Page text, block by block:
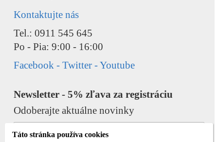
Kontaktujte nás
Tel.: 0911 545 645
Po - Pia: 9:00 - 16:00
Facebook - Twitter - Youtube
Newsletter - 5% zľava za registráciu
Odoberajte aktuálne novinky
Táto stránka používa cookies